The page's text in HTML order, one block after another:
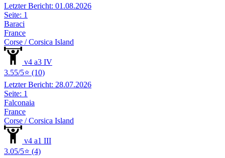
Letzter Bericht: 01.08.2026
Seite: 1
Baraci
France
Corse / Corsica Island
v4 a3 IV
3.55/5⭐ (10)
Letzter Bericht: 28.07.2026
Seite: 1
Falconaia
France
Corse / Corsica Island
v4 a1 III
3.05/5⭐ (4)